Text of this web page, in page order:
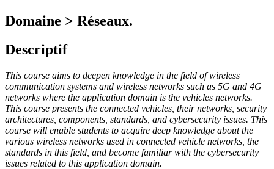
Domaine > Réseaux.
Descriptif
This course aims to deepen knowledge in the field of wireless
communication systems and wireless networks such as 5G and 4G
networks where the application domain is the vehicles networks.
This course presents the connected vehicles, their networks, security
architectures, components, standards, and cybersecurity issues. This
course will enable students to acquire deep knowledge about the
various wireless networks used in connected vehicle networks, the
standards in this field, and become familiar with the cybersecurity
issues related to this application domain.